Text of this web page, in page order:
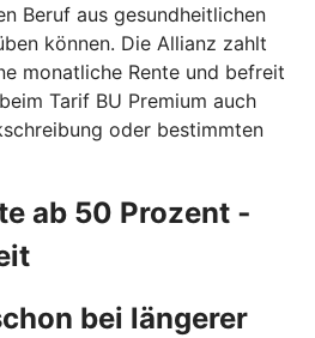
Beruf aus gesundheitlichen
können. Die Allianz zahlt
monatliche Rente und befreit
Tarif BU Premium auch
oder bestimmten
ab 50 Prozent
bei längerer